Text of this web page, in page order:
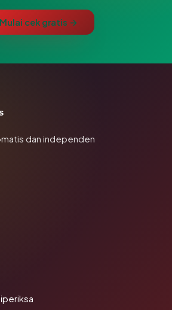
Mulai cek gratis →
dan independen